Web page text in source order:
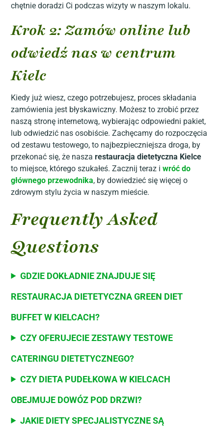
chętnie doradzi Ci podczas wizyty w naszym lokalu.
Krok 2: Zamów online lub
odwiedź nas w centrum
Kielc
Kiedy już wiesz, czego potrzebujesz, proces składania
zamówienia jest błyskawiczny. Możesz to zrobić przez
naszą stronę internetową, wybierając odpowiedni pakiet,
lub odwiedzić nas osobiście. Zachęcamy do rozpoczęcia
od zestawu testowego, to najbezpieczniejsza droga, by
przekonać się, że naszarestauracja dietetyczna Kielce
to miejsce, którego szukałeś. Zacznij teraz iwróć do
głównego przewodnika, by dowiedzieć się więcej o
zdrowym stylu życia w naszym mieście.
Frequently Asked
Questions
GDZIE DOKŁADNIE ZNAJDUJE SIĘ
RESTAURACJA DIETETYCZNA GREEN DIET
BUFFET W KIELCACH?
CZY OFERUJECIE ZESTAWY TESTOWE
CATERINGU DIETETYCZNEGO?
CZY DIETA PUDEŁKOWA W KIELCACH
OBEJMUJE DOWÓZ POD DRZWI?
JAKIE DIETY SPECJALISTYCZNE SĄ